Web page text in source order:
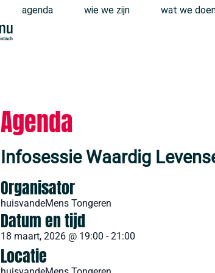
agenda wie we zijn wat we
Agenda
Infosessie Waardig
Organisator
huisvandeMens Tongeren
Datum en tijd
18 maart, 2026 @ 19:00 -21:00
Locatie